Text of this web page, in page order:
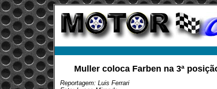
Muller coloca Farben na 3ª
Reportagem: Luis Ferrari